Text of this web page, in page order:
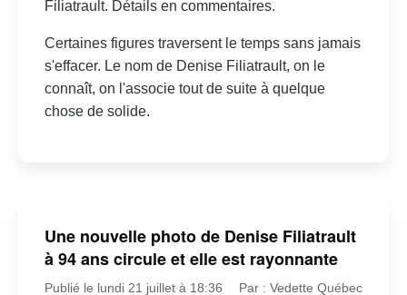
Filiatrault. Détails en commentaires.
Certaines figures traversent le temps sans jamais
s'effacer. Le nom de Denise Filiatrault, on le
connaît, on l'associe tout de suite à quelque
chose de solide.
Une nouvelle photo de Denise Filiatrault
à 94 ans circule et elle est rayonnante
Publié le lundi 21 juillet à 18:36 Par : Vedette Québec